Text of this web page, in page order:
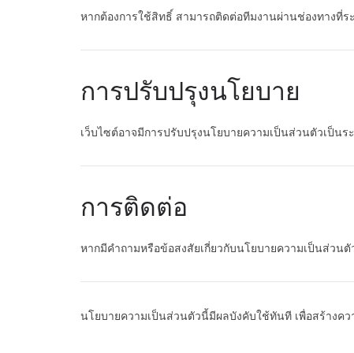
หากต้องการใช้สิทธิ์ สามารถติดต่อทีมงานผ่านช่องทางที่ร
การปรับปรุงนโยบาย
เว็บไซต์อาจมีการปรับปรุงนโยบายความเป็นส่วนตัวเป็น
การติดต่อ
หากมีคำถามหรือข้อสงสัยเกี่ยวกับนโยบายความเป็นส่วน
นโยบายความเป็นส่วนตัวนี้มีผลบังคับใช้ทันที เพื่อสร้างค